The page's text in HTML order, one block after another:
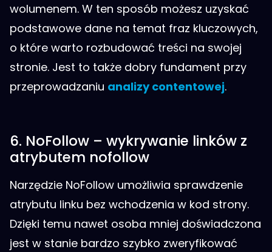
wolumenem. W ten sposób możesz uzyskać
podstawowe dane na temat fraz kluczowych,
o które warto rozbudować treści na swojej
stronie. Jest to także dobry fundament przy
przeprowadzaniu analizy contentowej.
6. NoFollow – wykrywanie linków z
atrybutem nofollow
Narzędzie NoFollow umożliwia sprawdzenie
atrybutu linku bez wchodzenia w kod strony.
Dzięki temu nawet osoba mniej doświadczona
jest w stanie bardzo szybko zweryfikować